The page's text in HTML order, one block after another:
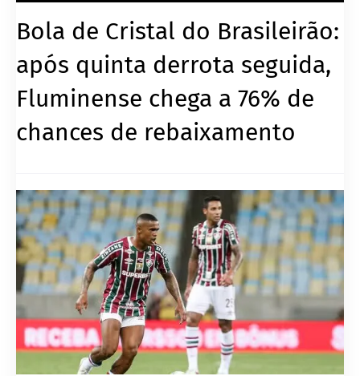
Bola de Cristal do Brasileirão:
após quinta derrota seguida,
Fluminense chega a 76% de
chances de rebaixamento